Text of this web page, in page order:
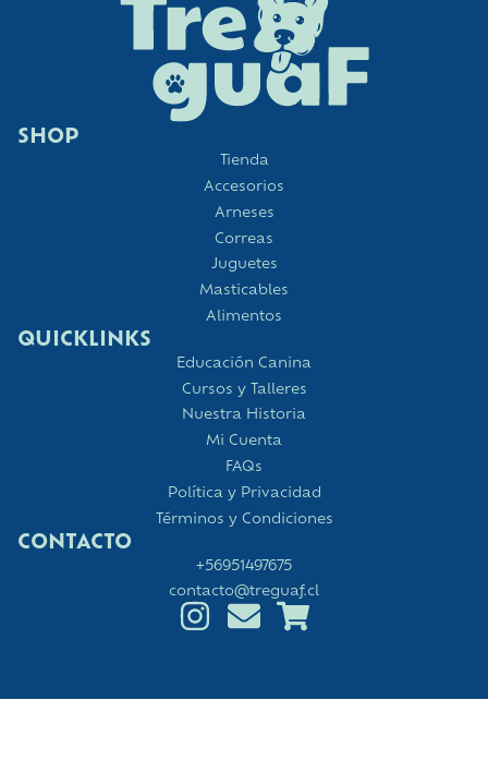
SHOP
Tienda
Accesorios
Arneses
Correas
Juguetes
Masticables
Alimentos
QUICKLINKS
Educación Canina
Cursos y Talleres
Nuestra Historia
Mi Cuenta
FAQs
Política y Privacidad
Términos y Condiciones
CONTACTO
+56951497675
contacto@treguaf.cl